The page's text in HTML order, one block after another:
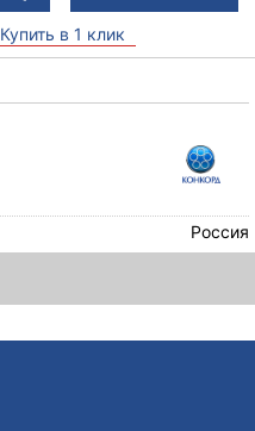
Купить в 1 клик
Россия